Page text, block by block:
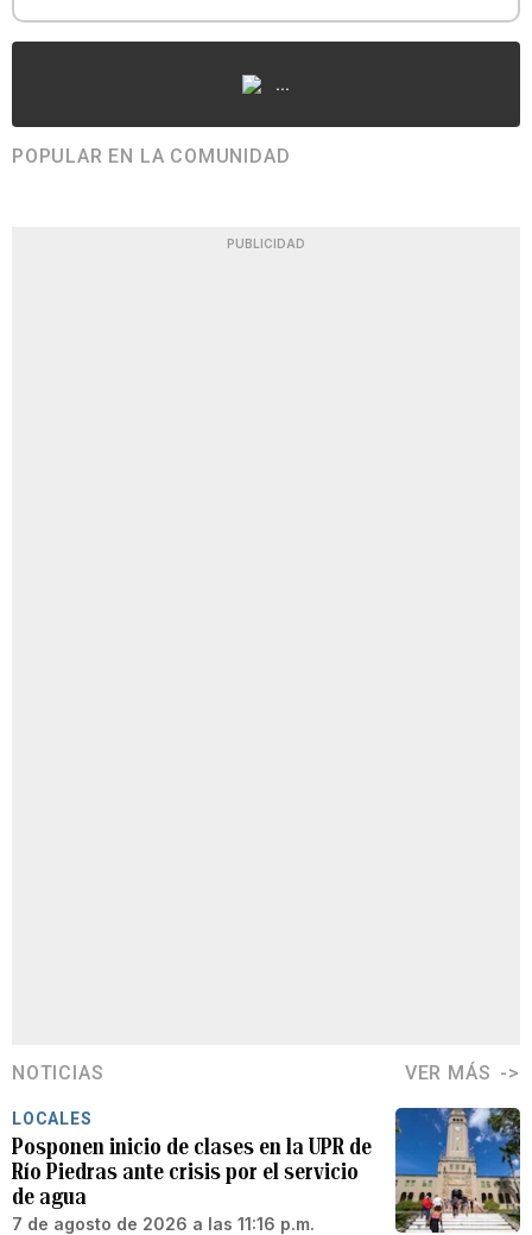
...
POPULAR EN LA COMUNIDAD
PUBLICIDAD
NOTICIAS VER MÁS
LOCALES
Posponen inicio de clases en la UPR de
Río Piedras ante crisis por el servicio
de agua
7 de agosto de 2026 a las 11:16 p.m.